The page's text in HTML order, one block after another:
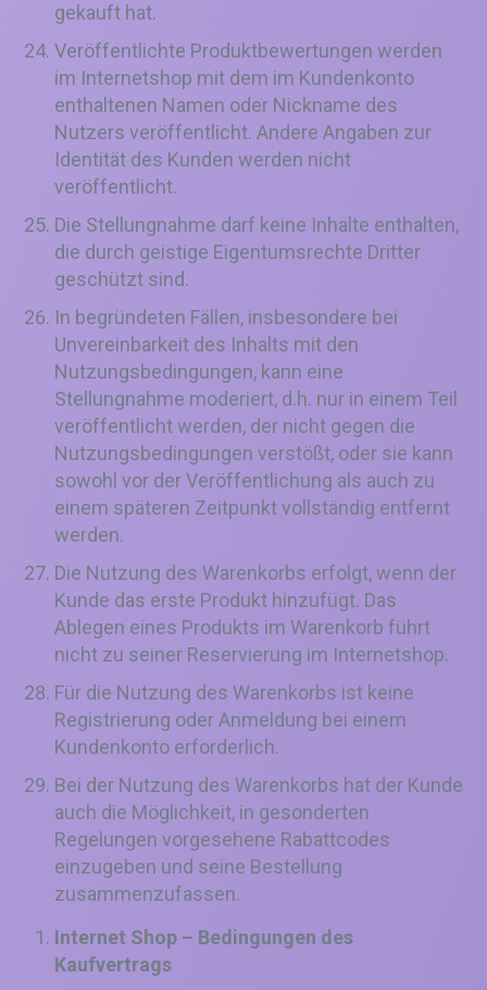
gekauft hat.
Veröffentlichte Produktbewertungen werden
im Internetshop mit dem im Kundenkonto
enthaltenen Namen oder Nickname des
Nutzers veröffentlicht. Andere Angaben zur
Identität des Kunden werden nicht
veröffentlicht.
Die Stellungnahme darf keine Inhalte enthalten,
die durch geistige Eigentumsrechte Dritter
geschützt sind.
In begründeten Fällen, insbesondere bei
Unvereinbarkeit des Inhalts mit den
Nutzungsbedingungen, kann eine
Stellungnahme moderiert, d.h. nur in einem Teil
veröffentlicht werden, der nicht gegen die
Nutzungsbedingungen verstößt, oder sie kann
sowohl vor der Veröffentlichung als auch zu
einem späteren Zeitpunkt vollständig entfernt
werden.
Die Nutzung des Warenkorbs erfolgt, wenn der
Kunde das erste Produkt hinzufügt. Das
Ablegen eines Produkts im Warenkorb führt
nicht zu seiner Reservierung im Internetshop.
Für die Nutzung des Warenkorbs ist keine
Registrierung oder Anmeldung bei einem
Kundenkonto erforderlich.
Bei der Nutzung des Warenkorbs hat der Kunde
auch die Möglichkeit, in gesonderten
Regelungen vorgesehene Rabattcodes
einzugeben und seine Bestellung
zusammenzufassen.
Internet Shop – Bedingungen des
Kaufvertrags